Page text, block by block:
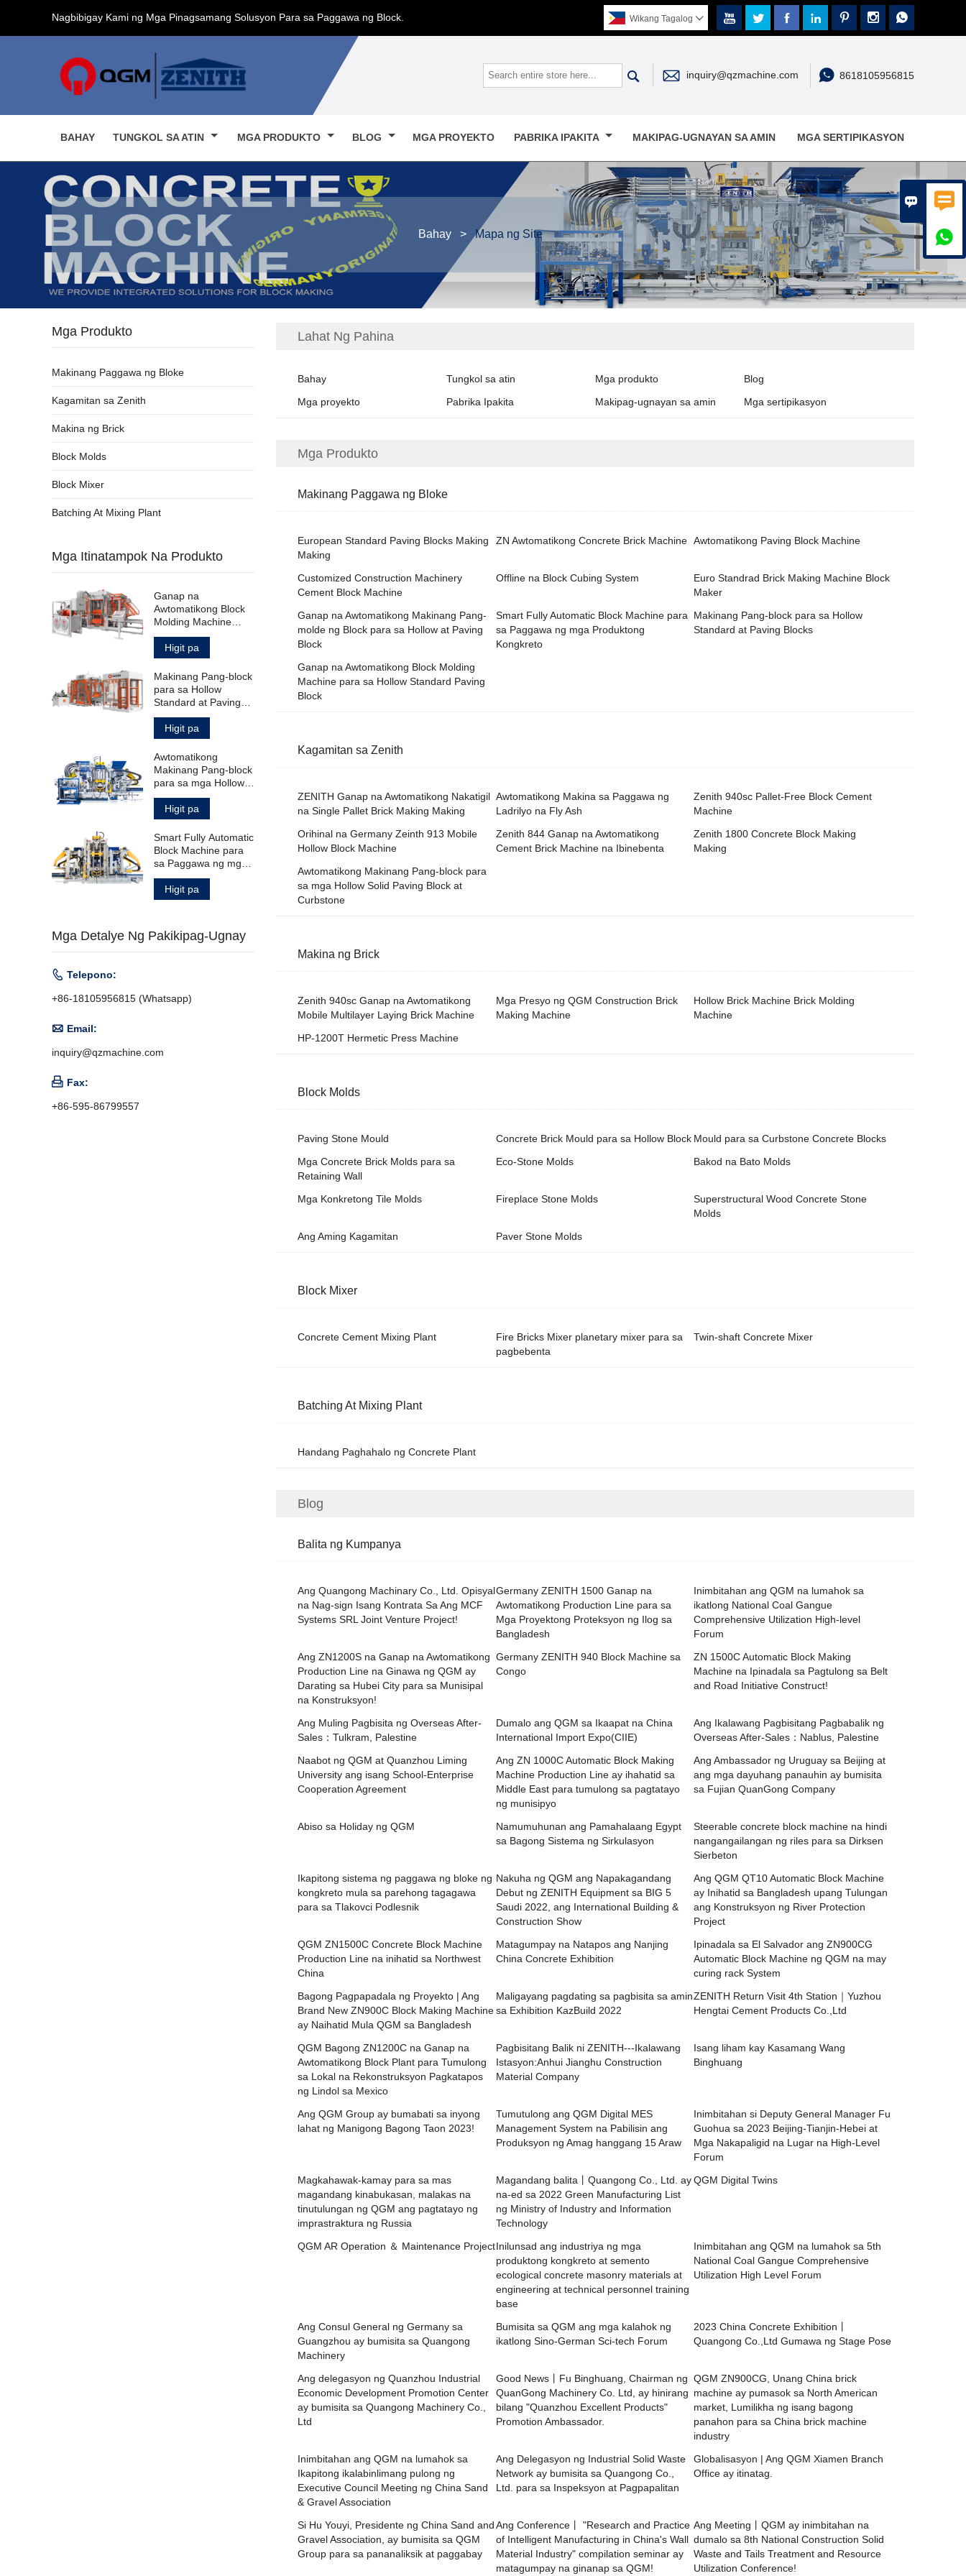
 

Nagbibigay Kami ng Mga Pinagsamang Solusyon Para sa Paggawa ng Block.       
Wikang Tagalog 
  inquiry@qzmachine.com  8618105956815
BAHAY TUNGKOL SA ATIN MGA PRODUKTO BLOG MGA PROYEKTO PABRIKA IPAKITA MAKIPAG-UGNAYAN SA AMIN MGA SERTIPIKASYON
Bahay > Mapa ng Site
Lahat Ng Pahina
Bahay Tungkol sa atin Mga produkto
Blog
Mga proyekto
Pabrika Ipakita Makipag-ugnayan sa amin Mga sertipikasyon
Mga Produkto
Makinang Paggawa ng Bloke
European Standard Paving Blocks Making
Making
ZN Awtomatikong Concrete Brick Machine Awtomatikong Paving Block Machine
Customized Construction Machinery
Cement Block Machine
Offline na Block Cubing System
Euro Standrad Brick Making Machine Block
Maker
Ganap na Awtomatikong Makinang Pang-
molde ng Block para sa Hollow at Paving
Block
Smart Fully Automatic Block Machine para
sa Paggawa ng mga Produktong
Kongkreto
Makinang Pang-block para sa Hollow
Standard at Paving Blocks
Ganap na Awtomatikong Block Molding
Machine para sa Hollow Standard Paving
Block
Kagamitan sa Zenith
ZENITH Ganap na Awtomatikong Nakatigil
na Single Pallet Brick Making Making
Awtomatikong Makina sa Paggawa ng
Ladrilyo na Fly Ash
Zenith 940sc Pallet-Free Block Cement
Machine
Orihinal na Germany Zeinth 913 Mobile
Hollow Block Machine
Zenith 844 Ganap na Awtomatikong
Cement Brick Machine na Ibinebenta
Zenith 1800 Concrete Block Making
Making
Awtomatikong Makinang Pang-block para
sa mga Hollow Solid Paving Block at
Curbstone
Makina ng Brick
Zenith 940sc Ganap na Awtomatikong
Mobile Multilayer Laying Brick Machine
Mga Presyo ng QGM Construction Brick
Making Machine
Hollow Brick Machine Brick Molding
Machine
HP-1200T Hermetic Press Machine
Block Molds
Paving Stone Mould Concrete Brick Mould para sa Hollow Block Mould para sa Curbstone Concrete Blocks
Mga Concrete Brick Molds para sa
Retaining Wall
Eco-Stone Molds Bakod na Bato Molds
Mga Konkretong Tile Molds Fireplace Stone Molds
Superstructural Wood Concrete Stone
Molds
Ang Aming Kagamitan
Paver Stone Molds
Block Mixer
Concrete Cement Mixing Plant
Fire Bricks Mixer planetary mixer para sa
pagbebenta
Twin-shaft Concrete Mixer
Batching At Mixing Plant
Handang Paghahalo ng Concrete Plant
Blog
Balita ng Kumpanya
Ang Quangong Machinary Co., Ltd. Opisyal
na Nag-sign Isang Kontrata Sa Ang MCF
Systems SRL Joint Venture Project!
Germany ZENITH 1500 Ganap na
Awtomatikong Production Line para sa
Mga Proyektong Proteksyon ng Ilog sa
Bangladesh
Inimbitahan ang QGM na lumahok sa
ikatlong National Coal Gangue
Comprehensive Utilization High-level
Forum
Ang ZN1200S na Ganap na Awtomatikong
Production Line na Ginawa ng QGM ay
Darating sa Hubei City para sa Munisipal
na Konstruksyon!
Germany ZENITH 940 Block Machine sa
Congo
ZN 1500C Automatic Block Making
Machine na Ipinadala sa Pagtulong sa Belt
and Road Initiative Construct!
Ang Muling Pagbisita ng Overseas After-
Sales：Tulkram, Palestine
Dumalo ang QGM sa Ikaapat na China
International Import Expo(CIIE)
Ang Ikalawang Pagbisitang Pagbabalik ng
Overseas After-Sales：Nablus, Palestine
Naabot ng QGM at Quanzhou Liming
University ang isang School-Enterprise
Cooperation Agreement
Ang ZN 1000C Automatic Block Making
Machine Production Line ay ihahatid sa
Middle East para tumulong sa pagtatayo
ng munisipyo
Ang Ambassador ng Uruguay sa Beijing at
ang mga dayuhang panauhin ay bumisita
sa Fujian QuanGong Company
Abiso sa Holiday ng QGM
Namumuhunan ang Pamahalaang Egypt
sa Bagong Sistema ng Sirkulasyon
Steerable concrete block machine na hindi
nangangailangan ng riles para sa Dirksen
Sierbeton
Ikapitong sistema ng paggawa ng bloke ng
kongkreto mula sa parehong tagagawa
para sa Tlakovci Podlesnik
Nakuha ng QGM ang Napakagandang
Debut ng ZENITH Equipment sa BIG 5
Saudi 2022, ang International Building &
Construction Show
Ang QGM QT10 Automatic Block Machine
ay Inihatid sa Bangladesh upang Tulungan
ang Konstruksyon ng River Protection
Project
QGM ZN1500C Concrete Block Machine
Production Line na inihatid sa Northwest
China
Matagumpay na Natapos ang Nanjing
China Concrete Exhibition
Ipinadala sa El Salvador ang ZN900CG
Automatic Block Machine ng QGM na may
curing rack System
Bagong Pagpapadala ng Proyekto | Ang
Brand New ZN900C Block Making Machine
ay Naihatid Mula QGM sa Bangladesh
Maligayang pagdating sa pagbisita sa amin
sa Exhibition KazBuild 2022
ZENITH Return Visit 4th Station｜Yuzhou
Hengtai Cement Products Co.,Ltd
QGM Bagong ZN1200C na Ganap na
Awtomatikong Block Plant para Tumulong
sa Lokal na Rekonstruksyon Pagkatapos
ng Lindol sa Mexico
Pagbisitang Balik ni ZENITH---Ikalawang
Istasyon:Anhui Jianghu Construction
Material Company
Isang liham kay Kasamang Wang
Binghuang
Ang QGM Group ay bumabati sa inyong
lahat ng Manigong Bagong Taon 2023!
Tumutulong ang QGM Digital MES
Management System na Pabilisin ang
Produksyon ng Amag hanggang 15 Araw
Inimbitahan si Deputy General Manager Fu
Guohua sa 2023 Beijing-Tianjin-Hebei at
Mga Nakapaligid na Lugar na High-Level
Forum
Magkahawak-kamay para sa mas
magandang kinabukasan, malakas na
tinutulungan ng QGM ang pagtatayo ng
imprastraktura ng Russia
Magandang balita丨Quangong Co., Ltd. ay
na-ed sa 2022 Green Manufacturing List
ng Ministry of Industry and Information
Technology
QGM Digital Twins
QGM AR Operation ＆ Maintenance ProjectInilunsad ang industriya ng mga
produktong kongkreto at semento
ecological concrete masonry materials at
engineering at technical personnel training
base
Inimbitahan ang QGM na lumahok sa 5th
National Coal Gangue Comprehensive
Utilization High Level Forum
Ang Consul General ng Germany sa
Guangzhou ay bumisita sa Quangong
Machinery
Bumisita sa QGM ang mga kalahok ng
ikatlong Sino-German Sci-tech Forum
2023 China Concrete Exhibition丨
Quangong Co.,Ltd Gumawa ng Stage Pose
Ang delegasyon ng Quanzhou Industrial
Economic Development Promotion Center
ay bumisita sa Quangong Machinery Co.,
Ltd
Good News丨Fu Binghuang, Chairman ng
QuanGong Machinery Co. Ltd, ay hinirang
bilang "Quanzhou Excellent Products"
Promotion Ambassador.
QGM ZN900CG, Unang China brick
machine ay pumasok sa North American
market, Lumilikha ng isang bagong
panahon para sa China brick machine
industry
Inimbitahan ang QGM na lumahok sa
Ikapitong ikalabinlimang pulong ng
Executive Council Meeting ng China Sand
& Gravel Association
Ang Delegasyon ng Industrial Solid Waste
Network ay bumisita sa Quangong Co.,
Ltd. para sa Inspeksyon at Pagpapalitan
Globalisasyon | Ang QGM Xiamen Branch
Office ay itinatag.
Si Hu Youyi, Presidente ng China Sand and
Gravel Association, ay bumisita sa QGM
Group para sa pananaliksik at paggabay
Ang Conference丨 "Research and Practice
of Intelligent Manufacturing in China's Wall
Material Industry" compilation seminar ay
matagumpay na ginanap sa QGM!
Ang Meeting丨QGM ay inimbitahan na
dumalo sa 8th National Construction Solid
Waste and Tails Treatment and Resource
Utilization Conference!
Mga Produkto
Makinang Paggawa ng Bloke
Kagamitan sa Zenith
Makina ng Brick
Block Molds
Block Mixer
Batching At Mixing Plant
Mga Itinatampok Na Produkto
Ganap na
Awtomatikong Block
Molding Machine
para sa Hollow
Standard Paving
Block
Higit pa
Makinang Pang-block
para sa Hollow
Standard at Paving
Blocks
Higit pa
Awtomatikong
Makinang Pang-block
para sa mga Hollow
Solid Paving Block at
Curbstone
Higit pa
Smart Fully Automatic
Block Machine para
sa Paggawa ng mga
Produktong
Kongkreto
Higit pa
Mga Detalye Ng Pakikipag-Ugnay
 Telepono:
+86-18105956815 (Whatsapp)
 Email:
inquiry@qzmachine.com
 Fax:
+86-595-86799557